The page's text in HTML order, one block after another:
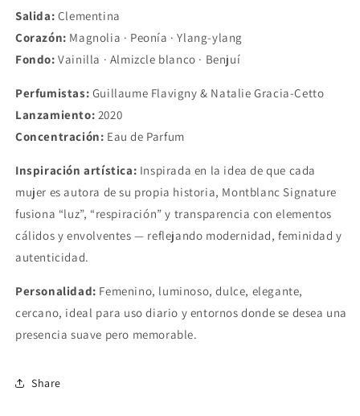
Salida: Clementina
Corazón: Magnolia · Peonía · Ylang-ylang
Fondo: Vainilla · Almizcle blanco · Benjuí
Perfumistas: Guillaume Flavigny & Natalie Gracia-Cetto
Lanzamiento: 2020
Concentración: Eau de Parfum
Inspiración artística: Inspirada en la idea de que cada
mujer es autora de su propia historia, Montblanc Signature
fusiona “luz”, “respiración” y transparencia con elementos
cálidos y envolventes — reflejando modernidad, feminidad y
autenticidad.
Personalidad: Femenino, luminoso, dulce, elegante,
cercano, ideal para uso diario y entornos donde se desea una
presencia suave pero memorable.
Share